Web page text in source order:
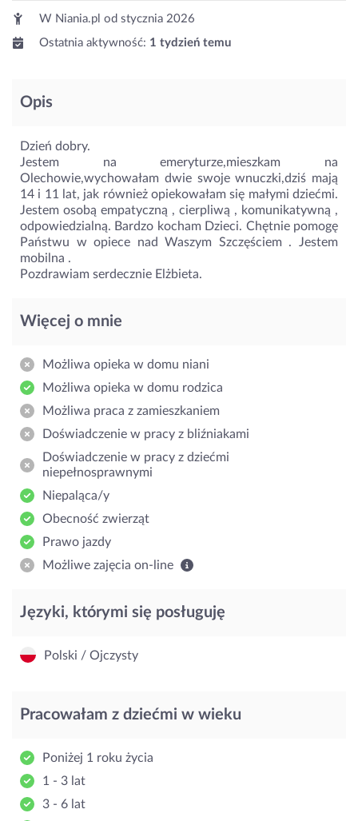
W Niania.pl od stycznia 2026
Ostatnia aktywność: 1 tydzień temu
Opis
Dzień dobry.
Jestem na emeryturze,mieszkam na
Olechowie,wychowałam dwie swoje wnuczki,dziś mają
14 i 11 lat, jak również opiekowałam się małymi dziećmi.
Jestem osobą empatyczną , cierpliwą , komunikatywną ,
odpowiedzialną. Bardzo kocham Dzieci. Chętnie pomogę
Państwu w opiece nad Waszym Szczęściem . Jestem
mobilna .
Pozdrawiam serdecznie Elżbieta.
Więcej o mnie
Możliwa opieka w domu niani
Możliwa opieka w domu rodzica
Możliwa praca z zamieszkaniem
Doświadczenie w pracy z bliźniakami
Doświadczenie w pracy z dziećmi
niepełnosprawnymi
Niepaląca/y
Obecność zwierząt
Prawo jazdy
Możliwe zajęcia on-line
Języki, którymi się posługuję
Polski / Ojczysty
Pracowałam z dziećmi w wieku
Poniżej 1 roku życia
1 - 3 lat
3 - 6 lat